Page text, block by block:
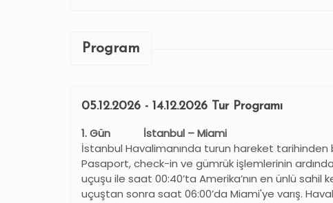
Program
05.12.2026 - 14.12.2026 Tur Programı
1. Gün İstanbul – Miami
İstanbul Havalimanında turun hareket tarihinden
Pasaport, check-in ve gümrük işlemlerinin
uçuşu ile saat 00:40’ta Amerika’nın en ünlü sahil
uçuştan sonra saat 06:00’da Miami'ye varış.